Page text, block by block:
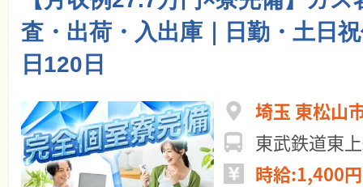
査・出荷・入出庫｜日勤・土日
日120日
埼玉 東松山
時給:1,400